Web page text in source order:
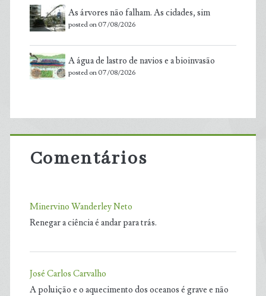
As árvores não falham. As cidades, sim
posted on 07/08/2026
A água de lastro de navios e a bioinvasão
posted on 07/08/2026
Comentários
Minervino Wanderley Neto
Renegar a ciência é andar para trás.
José Carlos Carvalho
A poluição e o aquecimento dos oceanos é grave e não